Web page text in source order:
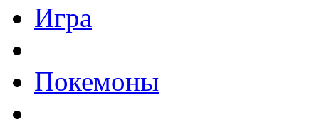
Игра
Покемоны